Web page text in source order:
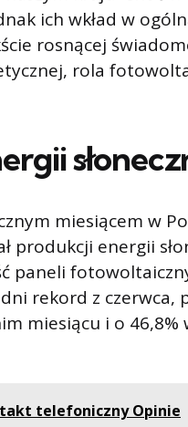
ich wkład w
rosnącej
rola
miesiącem w
produkcji energii
paneli
rekord z czerwca,
miesiącu i o 46,8%
telefoniczny Opinie